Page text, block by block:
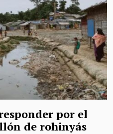
por el
de rohinyás